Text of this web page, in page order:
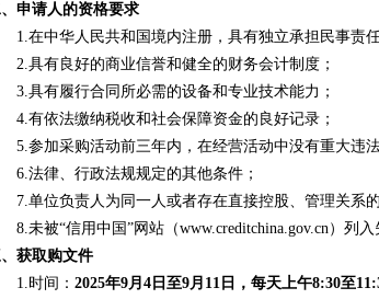
申请人的资格要求
1.在中华人民共和国境内注册，具有独立承担民事责
2.具有良好的商业信誉和健全的财务会计制度；
3.具有履行合同所必需的设备和专业技术能力；
4.有依法缴纳税收和社会保障资金的良好记录；
5.参加采购活动前三年内，在经营活动中没有重大违法
6.法律、行政法规规定的其他条件；
7.单位负责人为同一人或者存在直接控股、管理关系
8.未被“信用中国”网站（www.creditchina.gov.cn）列
获取购文件
1.时间： 2025年9月 4 日至9月 11 日， 每天上午8:30至